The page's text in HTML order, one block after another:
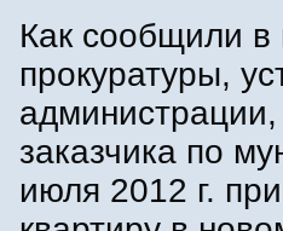
Как сообщили в
прокуратуры,
заказчика по
июля 2012 г.